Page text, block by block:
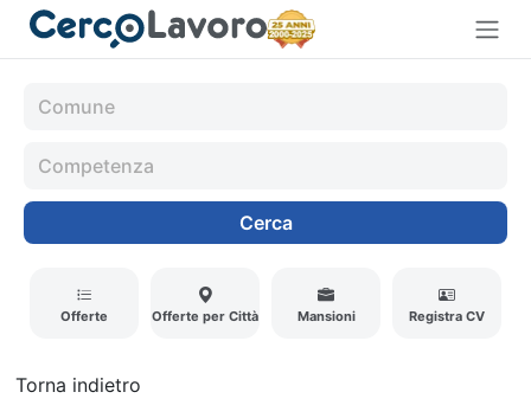
Cerca
Offerte Offerte per Città Mansioni Registra CV
Torna indietro